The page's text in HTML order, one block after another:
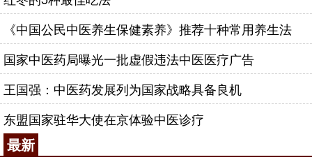
《中国公民中医养生保健素养》推荐十种常用养生法
国家中医药局曝光一批虚假违法中医医疗广告
王国强：中医药发展列为国家战略具备良机
东盟国家驻华大使在京体验中医诊疗
最新